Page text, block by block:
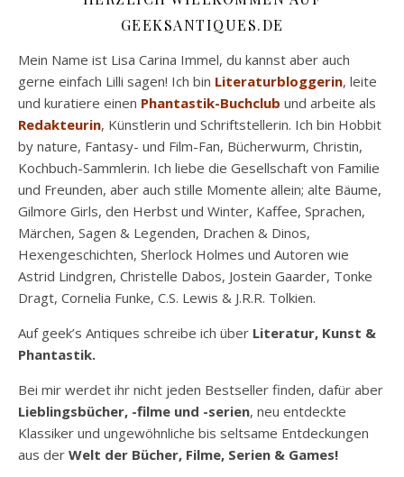
GEEKSANTIQUES.DE
Mein Name ist Lisa Carina Immel, du kannst aber auch
gerne einfach Lilli sagen! Ich bin Literaturbloggerin, leite
und kuratiere einen Phantastik-Buchclub und arbeite als
Redakteurin, Künstlerin und Schriftstellerin. Ich bin Hobbit
by nature, Fantasy- und Film-Fan, Bücherwurm, Christin,
Kochbuch-Sammlerin. Ich liebe die Gesellschaft von Familie
und Freunden, aber auch stille Momente allein; alte Bäume,
Gilmore Girls, den Herbst und Winter, Kaffee, Sprachen,
Märchen, Sagen & Legenden, Drachen & Dinos,
Hexengeschichten, Sherlock Holmes und Autoren wie
Astrid Lindgren, Christelle Dabos, Jostein Gaarder, Tonke
Dragt, Cornelia Funke, C.S. Lewis & J.R.R. Tolkien.
Auf geek’s Antiques schreibe ich über Literatur, Kunst &
Phantastik.
Bei mir werdet ihr nicht jeden Bestseller finden, dafür aber
Lieblingsbücher, -filme und -serien, neu entdeckte
Klassiker und ungewöhnliche bis seltsame Entdeckungen
aus der Welt der Bücher, Filme, Serien & Games!